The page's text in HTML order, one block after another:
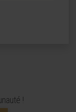
!